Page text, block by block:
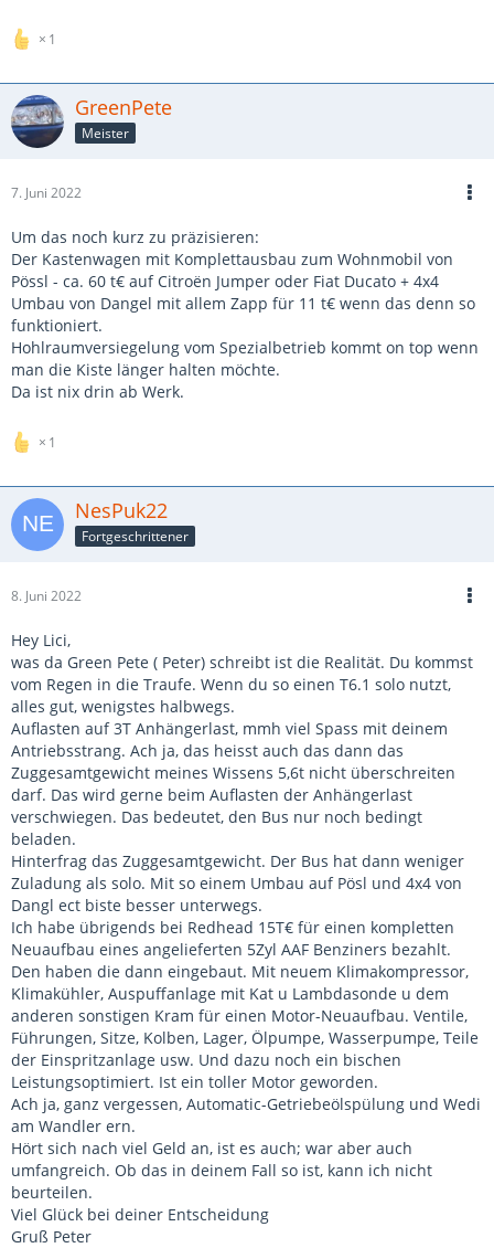
1
GreenPete
Meister
7. Juni 2022
Um das noch kurz zu präzisieren:
Der Kastenwagen mit Komplettausbau zum Wohnmobil von
Pössl - ca. 60 t€ auf Citroën Jumper oder Fiat Ducato + 4x4
Umbau von Dangel mit allem Zapp für 11 t€ wenn das denn so
funktioniert.
Hohlraumversiegelung vom Spezialbetrieb kommt on top wenn
man die Kiste länger halten möchte.
Da ist nix drin ab Werk.
1
NesPuk22
Fortgeschrittener
8. Juni 2022
Hey Lici,
was da Green Pete ( Peter) schreibt ist die Realität. Du kommst
vom Regen in die Traufe. Wenn du so einen T6.1 solo nutzt,
alles gut, wenigstes halbwegs.
Auflasten auf 3T Anhängerlast, mmh viel Spass mit deinem
Antriebsstrang. Ach ja, das heisst auch das dann das
Zuggesamtgewicht meines Wissens 5,6t nicht überschreiten
darf. Das wird gerne beim Auflasten der Anhängerlast
verschwiegen. Das bedeutet, den Bus nur noch bedingt
beladen.
Hinterfrag das Zuggesamtgewicht. Der Bus hat dann weniger
Zuladung als solo. Mit so einem Umbau auf Pösl und 4x4 von
Dangl ect biste besser unterwegs.
Ich habe übrigends bei Redhead 15T€ für einen kompletten
Neuaufbau eines angelieferten 5Zyl AAF Benziners bezahlt.
Den haben die dann eingebaut. Mit neuem Klimakompressor,
Klimakühler, Auspuffanlage mit Kat u Lambdasonde u dem
anderen sonstigen Kram für einen Motor-Neuaufbau. Ventile,
Führungen, Sitze, Kolben, Lager, Ölpumpe, Wasserpumpe, Teile
der Einspritzanlage usw. Und dazu noch ein bischen
Leistungsoptimiert. Ist ein toller Motor geworden.
Ach ja, ganz vergessen, Automatic-Getriebeölspülung und Wedi
am Wandler ern.
Hört sich nach viel Geld an, ist es auch; war aber auch
umfangreich. Ob das in deinem Fall so ist, kann ich nicht
beurteilen.
Viel Glück bei deiner Entscheidung
Gruß Peter